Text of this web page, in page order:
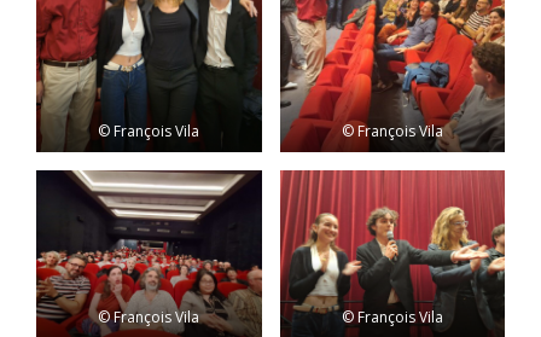
© François Vila © François Vila
© François Vila © François Vila